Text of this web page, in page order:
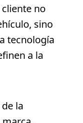
no
sino
tecnología
a la
la